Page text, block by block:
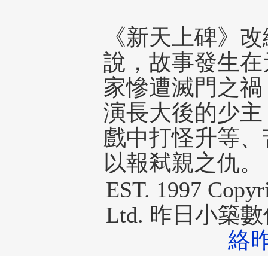
《新天上碑》
說，故事發生
家慘遭滅門之
演長大後的少
戲中打怪升等
以報弒親之仇。
EST. 1997
Ltd. 昨日小築
絡